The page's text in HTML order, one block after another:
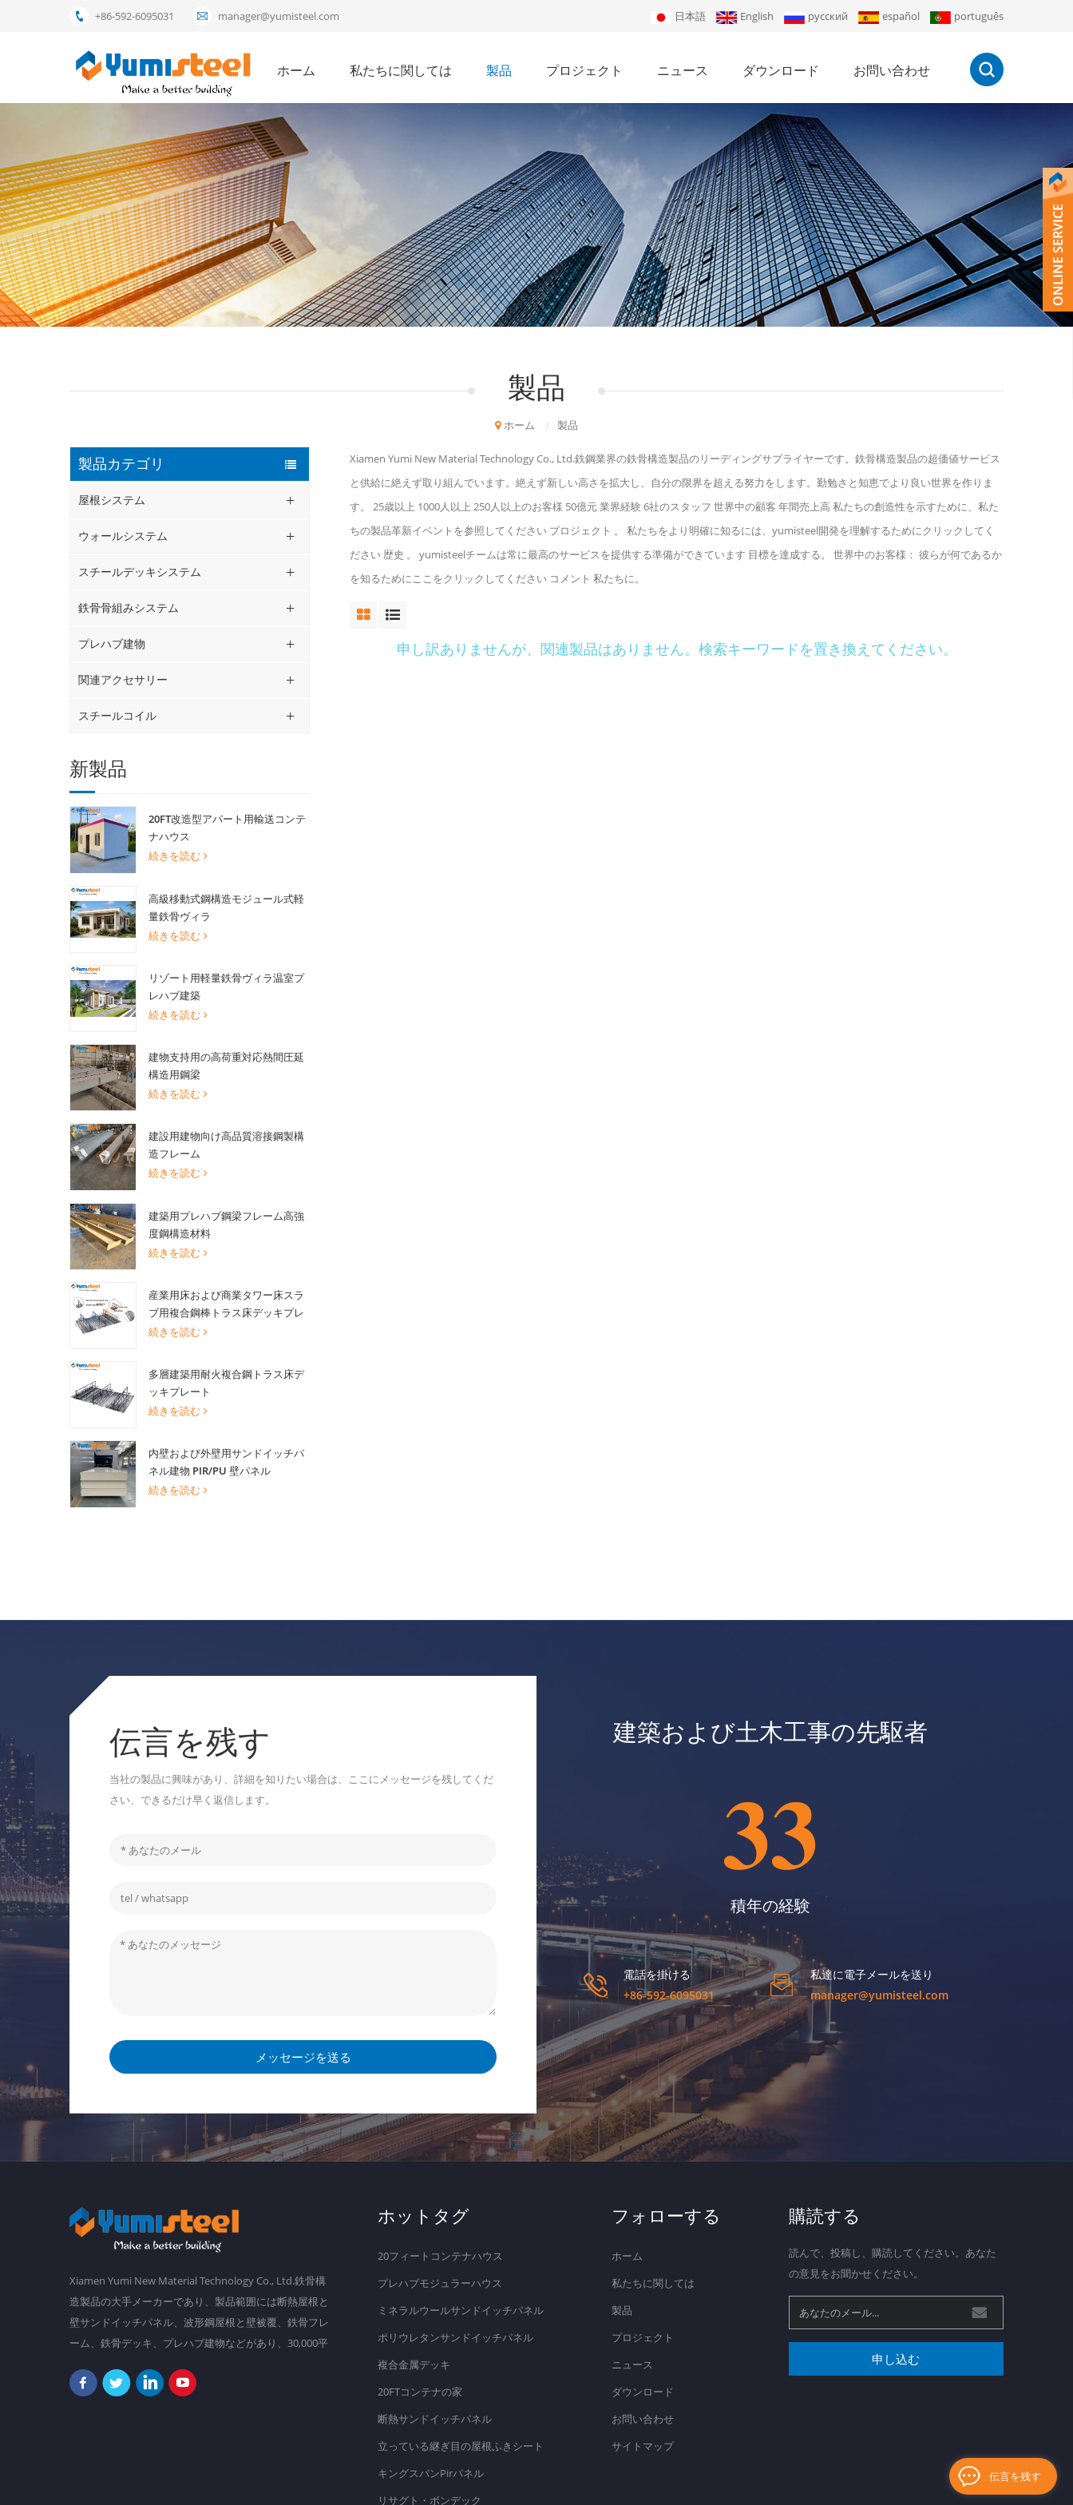
+86-592-6095031 manager@yumisteel.com 日本語 English русский español português
ホーム 私たちに関しては 製品 プロジェクト ニュース ダウンロード お問い合わせ
製品
ホーム / 製品
製品カテゴリ
屋根システム
ウォールシステム
スチールデッキシステム
鉄骨骨組みシステム
プレハブ建物
関連アクセサリー
スチールコイル
新製品
20FT改造型アパート用輸送コンテ
ナハウス
続きを読む
高級移動式鋼構造モジュール式軽
量鉄骨ヴィラ
続きを読む
リゾート用軽量鉄骨ヴィラ温室プ
レハブ建築
続きを読む
建物支持用の高荷重対応熱間圧延
構造用鋼梁
続きを読む
建設用建物向け高品質溶接鋼製構
造フレーム
続きを読む
建築用プレハブ鋼梁フレーム高強
度鋼構造材料
続きを読む
産業用床および商業タワー床スラ
ブ用複合鋼棒トラス床デッキプレ
ート
続きを読む
多層建築用耐火複合鋼トラス床デ
ッキプレート
続きを読む
内壁および外壁用サンドイッチパ
ネル建物 PIR/PU 壁パネル
続きを読む
Xiamen Yumi New Material Technology Co., Ltd.鉄鋼業界の鉄骨構造製品のリーディングサプライヤーです。鉄骨構造製品の超価値サービス
と供給に絶えず取り組んでいます。絶えず新しい高さを拡大し、自分の限界を超える努力をします。勤勉さと知恵でより良い世界を作りま
す。 25歳以上 1000人以上 250人以上のお客様 50億元 業界経験 6社のスタッフ 世界中の顧客 年間売上高 私たちの創造性を示すために、私た
ちの製品革新イベントを参照してください プロジェクト 。 私たちをより明確に知るには、yumisteel開発を理解するためにクリックしてく
ださい 歴史 。 yumisteelチームは常に最高のサービスを提供する準備ができています 目標を達成する。 世界中のお客様： 彼らが何であるか
を知るためにここをクリックしてください コメント 私たちに。
申し訳ありませんが、関連製品はありません。検索キーワードを置き換えてください。
伝言を残す
当社の製品に興味があり、詳細を知りたい場合は、ここにメッセージを残してくだ
さい、できるだけ早く返信します。
メッセージを送る
建築および土木工事の先駆者
33
積年の経験
電話を掛ける
+86-592-6095031
私達に電子メールを送り
manager@yumisteel.com
Xiamen Yumi New Material Technology Co., Ltd.鉄骨構
造製品の大手メーカーであり、製品範囲には断熱屋根と
壁サンドイッチパネル、波形鋼屋根と壁被覆、鉄骨フレ
ーム、鉄骨デッキ、プレハブ建物などがあり、30,000平
フ。 私たちの目標は、勤勉さと知恵でより良い世界を
ホットタグ
20フィートコンテナハウス
プレハブモジュラーハウス
ミネラルウールサンドイッチパネル
ポリウレタンサンドイッチパネル
複合金属デッキ
20FTコンテナの家
断熱サンドイッチパネル
立っている継ぎ目の屋根ふきシート
キングスパンPirパネル
リサグト・ボンデック
フォローする
ホーム
私たちに関しては
製品
プロジェクト
ニュース
ダウンロード
お問い合わせ
サイトマップ
購読する
読んで、投稿し、購読してください。あなた
の意見をお聞かせください。
申し込む
伝言を残す